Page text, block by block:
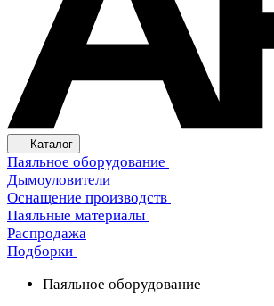
Каталог
Паяльное оборудование
Дымоуловители
Оснащение производств
Паяльные материалы
Распродажа
Подборки
Паяльное оборудование